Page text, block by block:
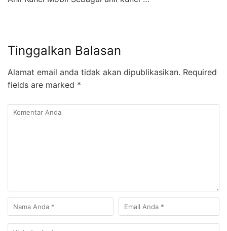
Tinggalkan Balasan
Alamat email anda tidak akan dipublikasikan. Required
fields are marked *